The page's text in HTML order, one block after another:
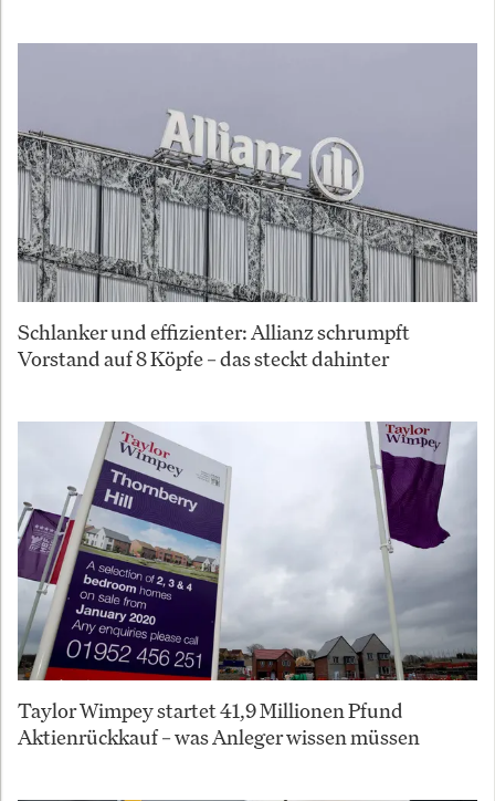
Schlanker und effizienter: Allianz schrumpft
Vorstand auf 8 Köpfe – das steckt dahinter
Taylor Wimpey startet 41,9 Millionen Pfund
Aktienrückkauf – was Anleger wissen müssen